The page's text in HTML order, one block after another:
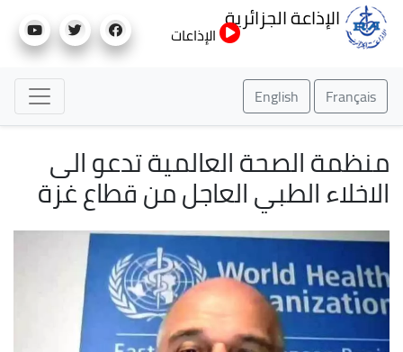
إلى
الإذاعة الجزائرية
الإذاعات
Français
English
منظمة الصحة العالمية تدعو الى
الاخلاء الطبي العاجل من قطاع غزة